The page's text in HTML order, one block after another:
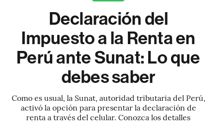
Declaración del
Impuesto a la Renta en
Perú ante Sunat: Lo que
debes saber
Como es usual, la Sunat, autoridad tributaria del Perú,
activó la opción para presentar la declaración de
renta a través del celular. Conozca los detalles